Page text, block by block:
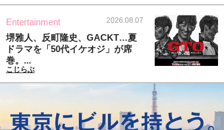
Entertainment 2026.08.07
堺雅人、反町隆史、GACKT…夏
ドラマを「50代イケオジ」が席
巻。...
こじらぶ